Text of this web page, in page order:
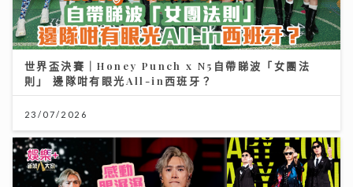
世界盃決賽｜Honey Punch x N5自帶睇波「女團法
則」 邊隊咁有眼光All-in西班牙？
23/07/2026